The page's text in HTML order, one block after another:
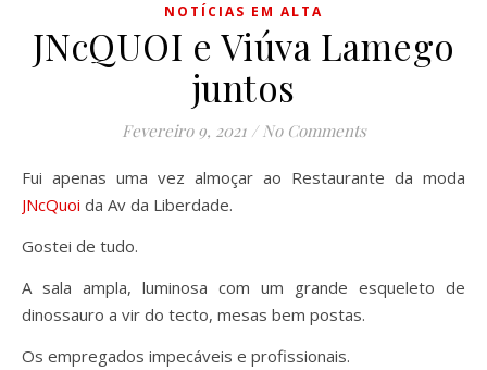
NOTÍCIAS EM ALTA
JNcQUOI e Viúva Lamego
juntos
Fevereiro 9, 2021 / No Comments
Fui apenas uma vez almoçar ao Restaurante da moda
JNcQuoi da Av da Liberdade.
Gostei de tudo.
A sala ampla, luminosa com um grande esqueleto de
dinossauro a vir do tecto, mesas bem postas.
Os empregados impecáveis e profissionais.